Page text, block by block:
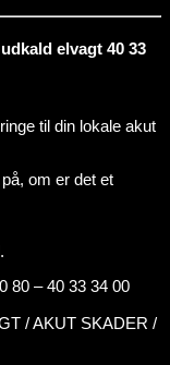
elvagt 40 33
til din lokale akut
om er det et
80 – 40 33 34 00
/ AKUT SKADER /